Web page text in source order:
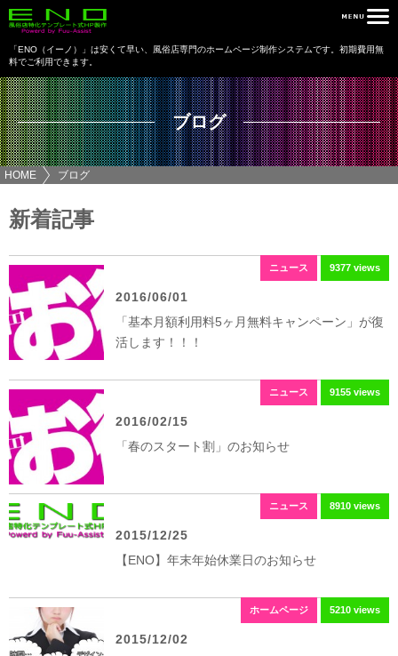
「ENO（イーノ）」は安くて早い、風俗店専門のホームページ制作システムです。 初期費用無
料でご利用できます。
ブログ
HOME ブログ
新着記事
2016/06/01
「基本月額利用料5ヶ月無料キャンペーン」が復
活します！！！
ニュース 9377 views
2016/02/15
「春のスタート割」のお知らせ
ニュース 9155 views
2015/12/25
【ENO】年末年始休業日のお知らせ
ニュース 8910 views
2015/12/02
ホームページ 5210 views